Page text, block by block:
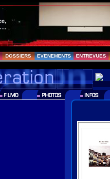
DOSSIERS EVENEMENTS ENTREVUES